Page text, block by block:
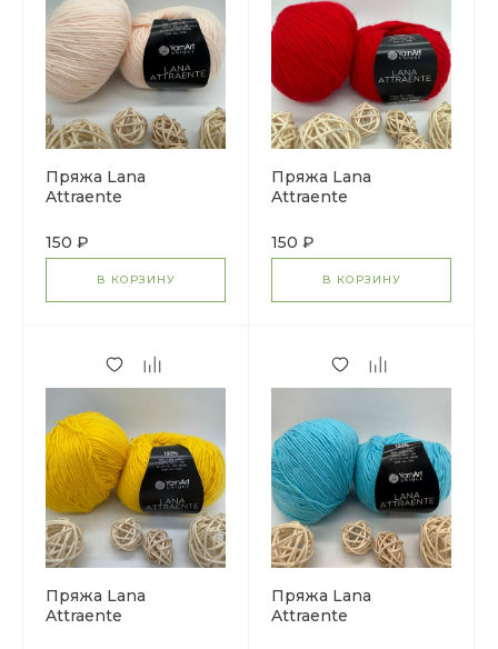
Пряжа Lana
Attraente
150 ₽
В КОРЗИНУ
Пряжа Lana
Attraente
150 ₽
В КОРЗИНУ
Пряжа Lana
Attraente
Пряжа Lana
Attraente